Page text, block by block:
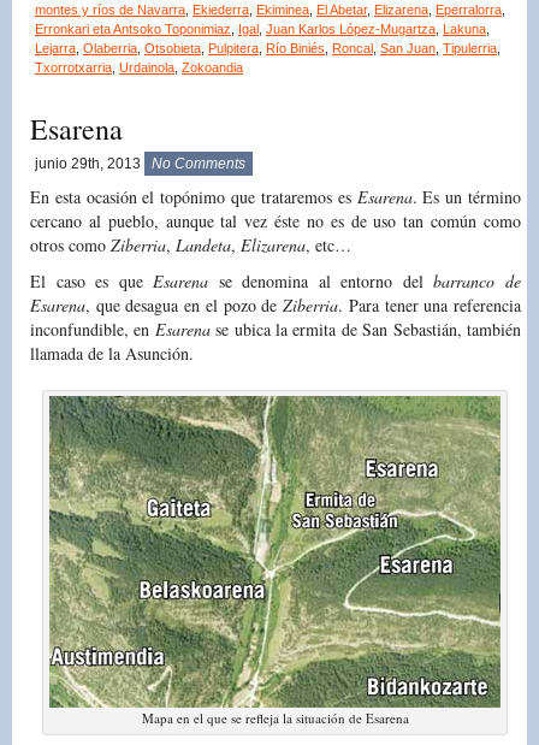
montes y ríos de Navarra Ekiederra Ekiminea El Abetar, Elizarena Eperralorra
Erronkari eta Antsoko Toponimiaz
Igal Juan Karlos López-Mugartza Lakuna
Lejarra Olaberria Otsobieta Pulpitera Río Biniés Roncal San Juan Tipulerria
Txorrotxarria Urdainola Zokoandia
Esarena
junio 29th, 2013 No Comments
En esta ocasión el topónimo que trataremos es Esarena. Es un término
cercano al pueblo, aunque tal vez éste no es de uso tan común como
otros como Ziberria, Landeta, Elizarena, etc…
El caso es que Esarena se denomina al entorno delbarranco de
Esarena, que desagua en el pozo deZiberria. Para tener una referencia
inconfundible, en Esarenase ubica la ermita de San Sebastián, también
llamada de la Asunción.
Mapa en el que se refleja la situación de Esarena